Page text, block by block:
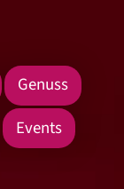
Genuss
Events